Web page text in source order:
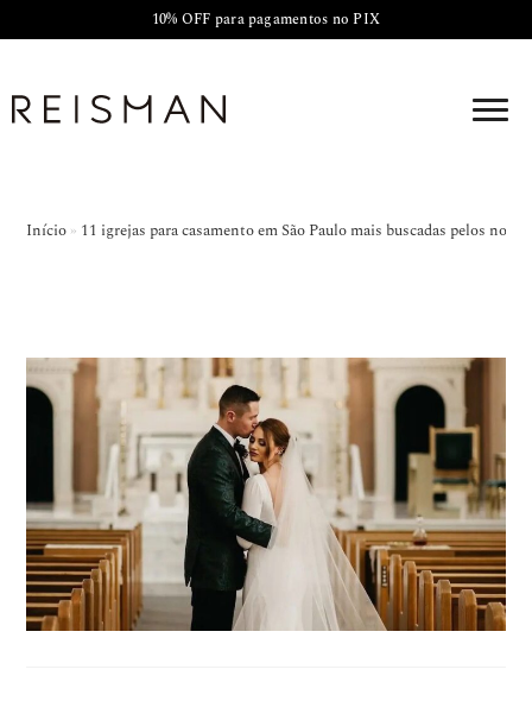
10% OFF para pagamentos no PIX
Início » 11 igrejas para casamento em São Paulo mais buscadas pelos